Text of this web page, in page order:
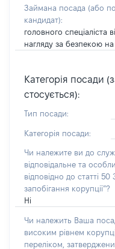
Займана посада (або
кандидат):
головного спеціаліста
нагляду за безпекою на
Категорія посади
стосується):
Тип посади:
Категорія посади:
Чи належите ви до
відповідальне та
відповідно до статті
запобігання корупції”?
Ні
Чи належить Ваша
високим рівнем
переліком,